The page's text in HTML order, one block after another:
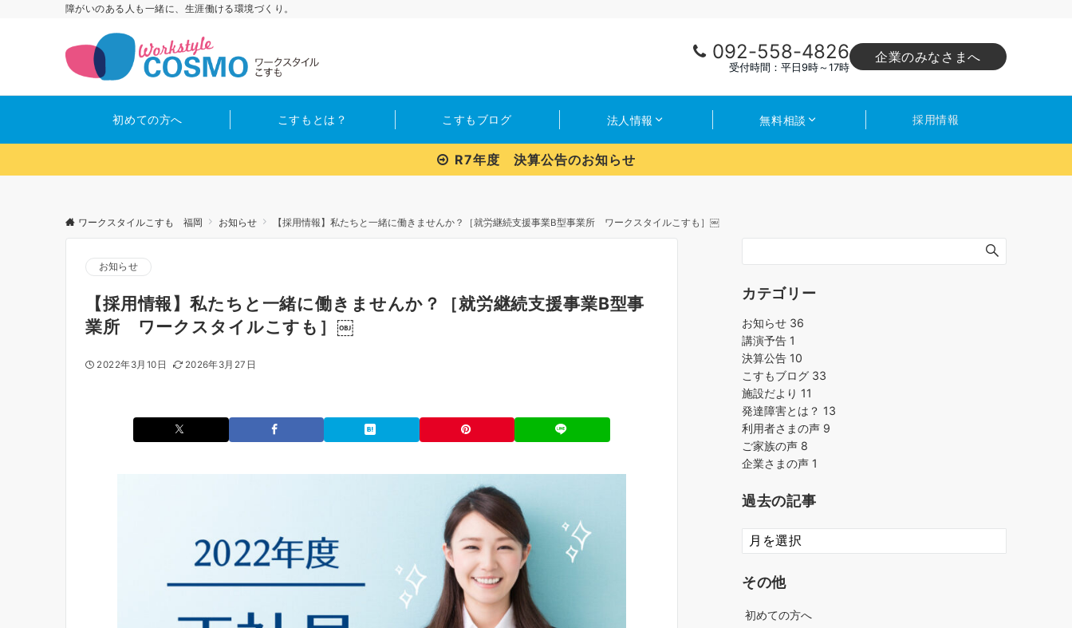
障がいのある人も一緒に、生涯働ける環境づくり。
092-558-4826
受付時間：平日9時～17時
企業のみなさまへ
初めての方へ こすもとは？ こすもブログ 法人情報 無料相談 採用情報
R7年度 決算公告のお知らせ
ワークスタイルこすも 福岡 お知らせ 【採用情報】私たちと一緒に働きませんか？［就労継続支援事業B型事業所 ワークスタイルこすも］￼
お知らせ
【採用情報】私たちと一緒に働きませんか？［就労継続支援事業B型事
業所 ワークスタイルこすも］￼
2022年3月10日 2026年3月27日
カテゴリー
お知らせ 36
講演予告 1
決算公告 10
こすもブログ 33
施設だより 11
発達障害とは？ 13
利用者さまの声 9
ご家族の声 8
企業さまの声 1
過去の記事
過
去
記
その他
初めての方へ